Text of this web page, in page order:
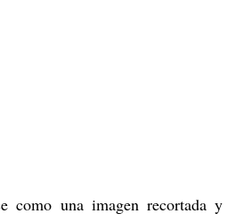
como una imagen recortada y